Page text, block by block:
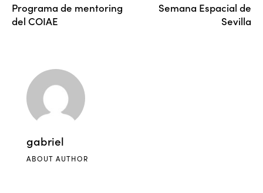
Programa de mentoring
del COIAE
Semana Espacial de
Sevilla
gabriel
ABOUT AUTHOR